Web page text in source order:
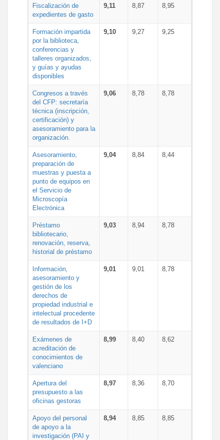
Fiscalización de
expedientes de gasto
9,11 8,87 8,95
Formación impartida
por la biblioteca,
conferencias y
talleres organizados,
y guías y ayudas
disponibles
9,10 9,27 9,25
Congresos a través
del CFP: secretaría
técnica (inscripción,
certificación) y
asesoramiento para la
organización.
9,06 8,78 8,78
Asesoramiento,
preparación de
muestras y puesta a
punto de equipos en
el Servicio de
Microscopía
Electrónica
9,04 8,84 8,44
Préstamo
bibliotecario,
renovación, reserva,
historial de préstamo
9,03 8,94 8,78
Información,
asesoramiento y
gestión de los
derechos de
propiedad industrial e
intelectual procedente
de resultados de I+D
9,01 9,01 8,78
Exámenes de
acreditación de
conocimientos de
valenciano
8,99 8,40 8,62
Apertura del
presupuesto a las
oficinas gestoras
8,97 8,36 8,70
Apoyo del personal
de apoyo a la
investigación (PAI y
8,94 8,85 8,85